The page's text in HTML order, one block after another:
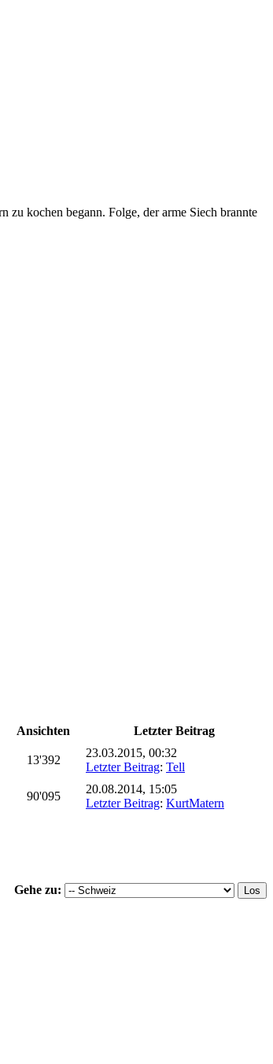
zu kochen begann. Folge, der arme Siech brannte
Ansichten Letzter Beitrag
13'392
23.03.2015, 00:32
Letzter Beitrag: Tell
90'095
20.08.2014, 15:05
Letzter Beitrag: KurtMatern
Gehe zu: